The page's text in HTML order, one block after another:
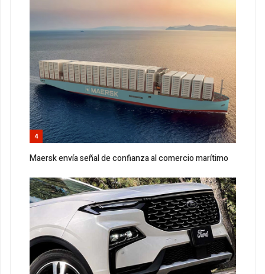
4
Maersk envía señal de confianza al comercio marítimo